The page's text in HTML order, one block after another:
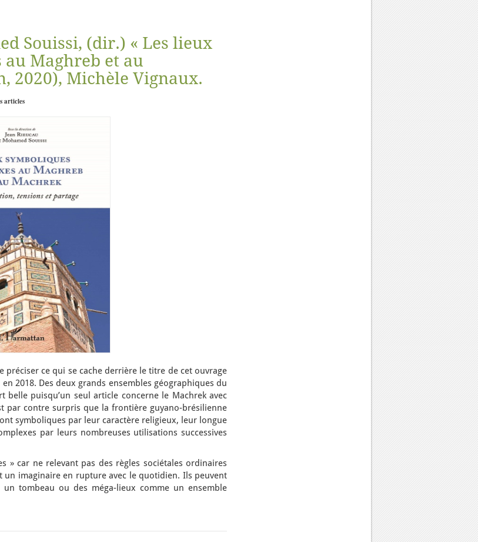
Souissi, (dir.) « Les lieux
Maghreb et au
2020), Michèle Vignaux.
articles
ce qui se cache derrière le titre de cet ouvrage
2018. Des deux grands ensembles géographiques du
puisqu’un seul article concerne le Machrek avec
par contre surpris que la frontière guyano-brésilienne
symboliques par leur caractère religieux, leur longue
par leurs nombreuses utilisations successives
» car ne relevant pas des règles sociétales ordinaires
un imaginaire en rupture avec le quotidien. Ils peuvent
tombeau ou des méga-lieux comme un ensemble